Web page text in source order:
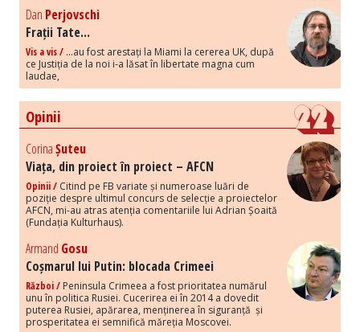
Dan Perjovschi
Frații Tate...
Vis a vis / ...au fost arestați la Miami la cererea UK, după
ce Justiția de la noi i-a lăsat în libertate magna cum
laudae,
Opinii
CorinaȘuteu
Viața, din proiect în proiect – AFCN
Opinii / Citind pe FB variate și numeroase luări de
poziție despre ultimul concurs de selecție a proiectelor
AFCN, mi-au atras atenția comentariile lui Adrian Șoaită
(Fundația Kulturhaus).
Armand Gosu
Coșmarul lui Putin: blocada Crimeei
Război / Peninsula Crimeea a fost prioritatea numărul
unu în politica Rusiei. Cucerirea ei în 2014 a dovedit
puterea Rusiei, apărarea, menținerea în siguranță și
prosperitatea ei semnifică măreția Moscovei.